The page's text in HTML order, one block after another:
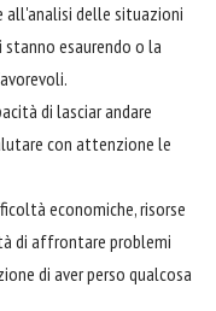
all'analisi delle situazioni
esaurendo o la
di lasciar andare
con attenzione le
economiche, risorse
di affrontare problemi
di aver perso qualcosa